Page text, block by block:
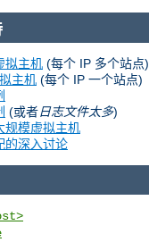
拟主机 (每个 IP 多个站点)
主机 (每个 IP 一个站点)
(或者日志文件太多)
规模虚拟主机
的深入讨论